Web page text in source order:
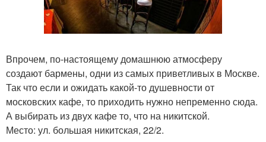
Впрочем, по-настоящему домашнюю атмосферу
создают бармены, одни из самых приветливых в Москве.
Так что если и ожидать какой-то душевности от
московских кафе, то приходить нужно непременно сюда.
А выбирать из двух кафе то, что на никитской.
Место: ул. большая никитская, 22/2.